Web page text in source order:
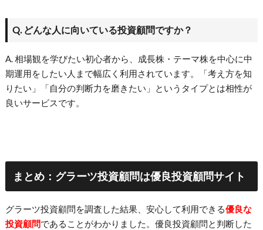
Q. どんな人に向いている投資顧問ですか？
A. 相場観を学びたい初心者から、成長株・テーマ株を中心に中
期運用をしたい人まで幅広く利用されています。「考え方を知
りたい」「自分の判断力を磨きたい」というタイプとは相性が
良いサービスです。
まとめ：グラーツ投資顧問は優良投資顧問サイト
グラーツ投資顧問を調査した結果、安心して利用できる優良な
投資顧問であることがわかりました。優良投資顧問と判断した